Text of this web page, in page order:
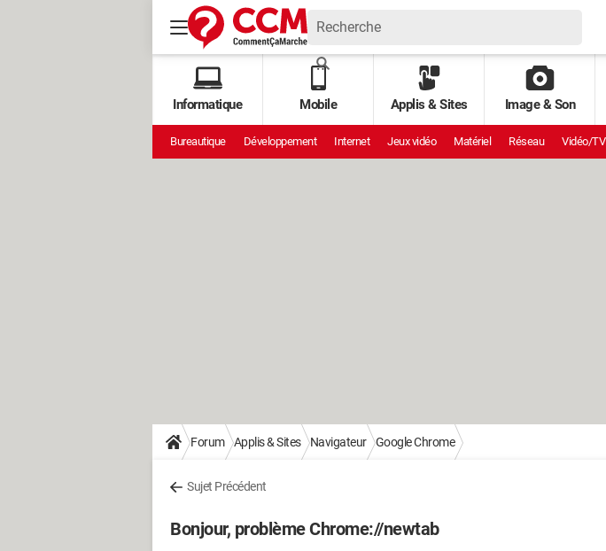
Informatique Mobile Applis & Sites Image & Son
Bureautique Développement Internet Jeux vidéo Matériel Réseau Vidéo/TV
Forum Applis & Sites Navigateur Google Chrome
Sujet Précédent
Bonjour, problème Chrome://newtab